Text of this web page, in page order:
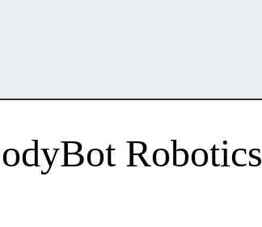
Robotics